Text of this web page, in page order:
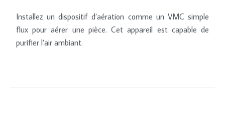
Installez un dispositif d’aération comme un VMC simple
flux pour aérer une pièce. Cet appareil est capable de
purifier l’air ambiant.